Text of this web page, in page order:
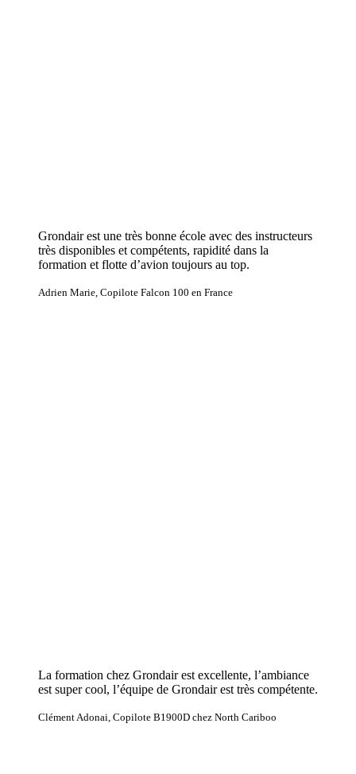
Grondair est une très bonne école avec des instructeurs
très disponibles et compétents, rapidité dans la
formation et flotte d’avion toujours au top.
Adrien Marie, Copilote Falcon 100 en France
La formation chez Grondair est excellente, l’ambiance
est super cool, l’équipe de Grondair est très compétente.
Clément Adonai, Copilote B1900D chez North Cariboo